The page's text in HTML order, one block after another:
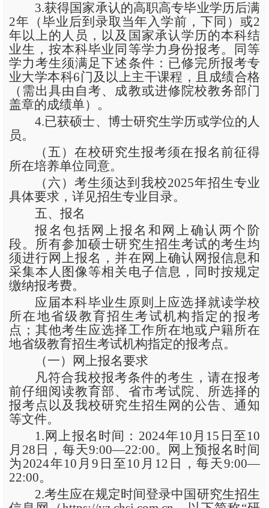
3.获得国家承认的高职高专毕业学历后满
2年（毕业后到录取当年入学前，下同）或2
年以上的人员，以及国家承认学历的本科结
业生，按本科毕业同等学力身份报考。同等
学力考生须满足下述条件：已修完所报考专
业大学本科6门及以上主干课程，且成绩合格
（需出具由自考、成教或进修院校教务部门
盖章的成绩单）。
4.已获硕士、博士研究生学历或学位的人
员。
（五）在校研究生报考须在报名前征得
所在培养单位同意。
（六）考生须达到我校2025年招生专业
具体要求，详见招生专业目录。
五、报名
报名包括网上报名和网上确认两个阶
段。所有参加硕士研究生招生考试的考生均
须进行网上报名，并在网上确认网报信息和
采集本人图像等相关电子信息，同时按规定
缴纳报考费。
应届本科毕业生原则上应选择就读学校
所在地省级教育招生考试机构指定的报考
点；其他考生应选择工作所在地或户籍所在
地省级教育招生考试机构指定的报考点。
（一）网上报名要求
凡符合我校报考条件的考生，请在报考
前仔细阅读教育部、省市考试院、所选择的
报考点以及我校研究生招生网的公告、通知
等文件。
1.网上报名时间：2024年10月15日至10
月28日，每天9:00—22:00。网上预报名时间
为2024年10月9日至10月12日，每天9:00—
22:00。
2.考生应在规定时间登录中国研究生招生